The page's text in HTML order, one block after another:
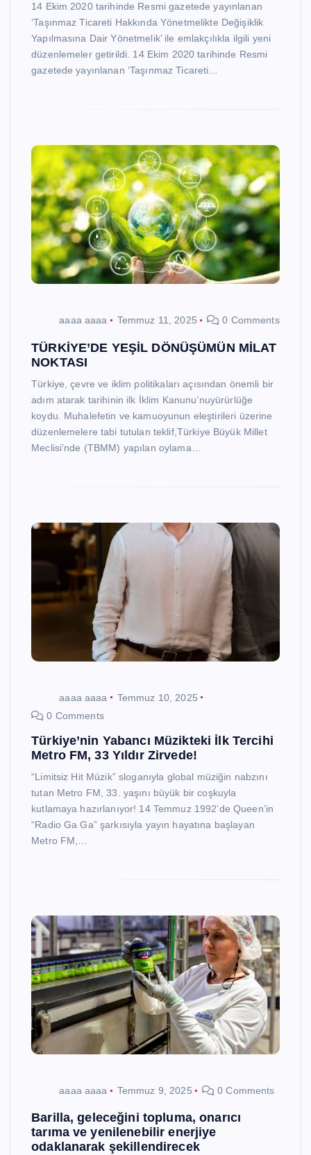
14 Ekim 2020 tarihinde Resmi gazetede yayınlanan
‘Taşınmaz Ticareti Hakkında Yönetmelikte Değişiklik
Yapılmasına Dair Yönetmelik’ ile emlakçılıkla ilgili yeni
düzenlemeler getirildi. 14 Ekim 2020 tarihinde Resmi
gazetede yayınlanan ‘Taşınmaz Ticareti…
aaaa aaaa Temmuz 11, 2025 0 Comments
TÜRKİYE’DE YEŞİL DÖNÜŞÜMÜN MİLAT
NOKTASI
Türkiye, çevre ve iklim politikaları açısından önemli bir
adım atarak tarihinin ilk İklim Kanunu’nuyürürlüğe
koydu. Muhalefetin ve kamuoyunun eleştirileri üzerine
düzenlemelere tabi tutulan teklif,Türkiye Büyük Millet
Meclisi’nde (TBMM) yapılan oylama…
aaaa aaaa
Temmuz 10, 2025
0 Comments
Türkiye’nin Yabancı Müzikteki İlk Tercihi
Metro FM, 33 Yıldır Zirvede!
“Limitsiz Hit Müzik” sloganıyla global müziğin nabzını
tutan Metro FM, 33. yaşını büyük bir coşkuyla
kutlamaya hazırlanıyor! 14 Temmuz 1992’de Queen’in
“Radio Ga Ga” şarkısıyla yayın hayatına başlayan
Metro FM,…
aaaa aaaa Temmuz 9, 2025 0 Comments
Barilla, geleceğini topluma, onarıcı
tarıma ve yenilenebilir enerjiye
odaklanarak şekillendirecek